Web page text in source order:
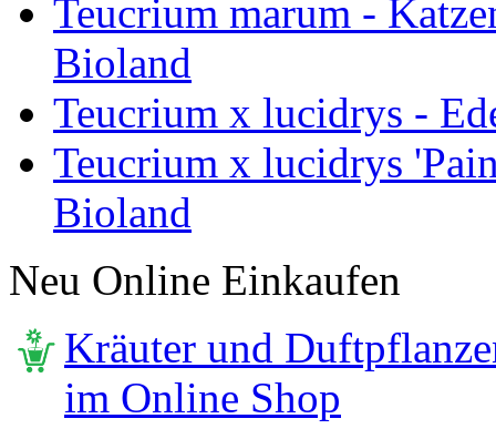
Teucrium marum -
Bioland
Teucrium x lucidrys -
Teucrium x lucidrys
Bioland
Neu Online Einkaufen
Kräuter und
im Online Shop